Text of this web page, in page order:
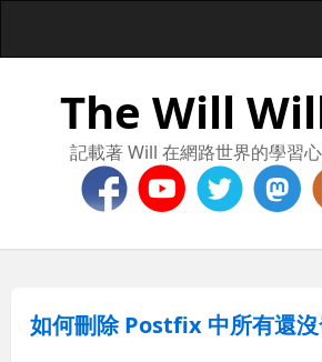
The Will
記載著 Will 在網路世界的學習
如何刪除 Postfix 中所有還